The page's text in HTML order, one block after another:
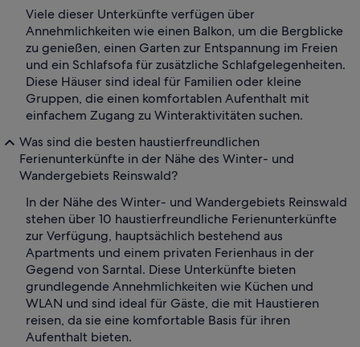
Viele dieser Unterkünfte verfügen über
Annehmlichkeiten wie einen Balkon, um die Bergblicke
zu genießen, einen Garten zur Entspannung im Freien
und ein Schlafsofa für zusätzliche Schlafgelegenheiten.
Diese Häuser sind ideal für Familien oder kleine
Gruppen, die einen komfortablen Aufenthalt mit
einfachem Zugang zu Winteraktivitäten suchen.
Was sind die besten haustierfreundlichen
Ferienunterkünfte in der Nähe des Winter- und
Wandergebiets Reinswald?
In der Nähe des Winter- und Wandergebiets Reinswald
stehen über 10 haustierfreundliche Ferienunterkünfte
zur Verfügung, hauptsächlich bestehend aus
Apartments und einem privaten Ferienhaus in der
Gegend von Sarntal. Diese Unterkünfte bieten
grundlegende Annehmlichkeiten wie Küchen und
WLAN und sind ideal für Gäste, die mit Haustieren
reisen, da sie eine komfortable Basis für ihren
Aufenthalt bieten.